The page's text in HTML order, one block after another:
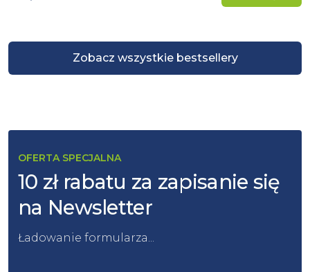
Zobacz wszystkie bestsellery
OFERTA SPECJALNA
10 zł rabatu za zapisanie się
na Newsletter
Ładowanie formularza...